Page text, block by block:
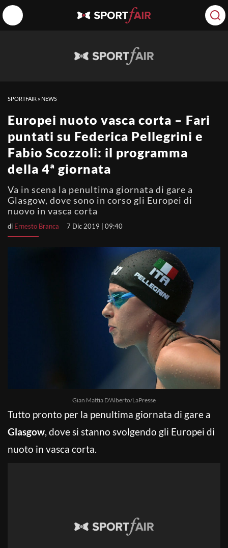
SPORTFAIR » NEWS
Europei nuoto vasca corta – Fari
puntati su Federica Pellegrini e
Fabio Scozzoli: il programma
della 4ª giornata
Va in scena la penultima giornata di gare a
Glasgow, dove sono in corso gli Europei di
nuovo in vasca corta
di Ernesto Branca 7 Dic 2019 | 09:40
Gian Mattia D'Alberto/LaPresse
Tutto pronto per la penultima giornata di gare a
Glasgow, dove si stanno svolgendo gli Europei di
nuoto in vasca corta.